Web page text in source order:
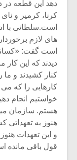
دهد این قطعه در
کرنا، کرمیر و
است.سلطانی با
های لازم
است گفت:
دیدند که این کار
کنار کشیدند و ما
کارهایی را که می
خواستیم انجام
هستم. سازمان
هنوز به تعهداتی
و این تعهدات
قول باقی مانده